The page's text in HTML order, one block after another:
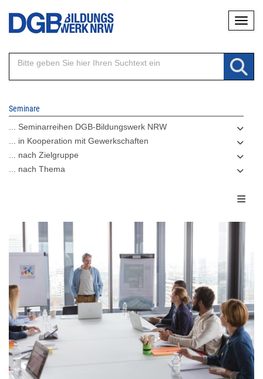
Direkt
Inhalt
Seminare
... Seminarreihen DGB-Bildungswerk NRW
... in Kooperation mit Gewerkschaften
... nach Zielgruppe
... nach Thema